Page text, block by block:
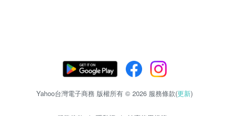
Yahoo台灣電子商務 版權所有 © 2026 服務條款(更新)